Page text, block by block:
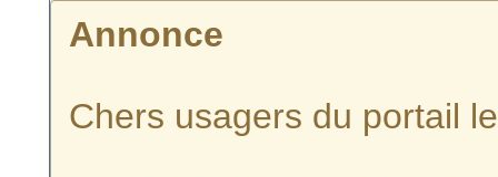
Annonce
Chers usagers du portail